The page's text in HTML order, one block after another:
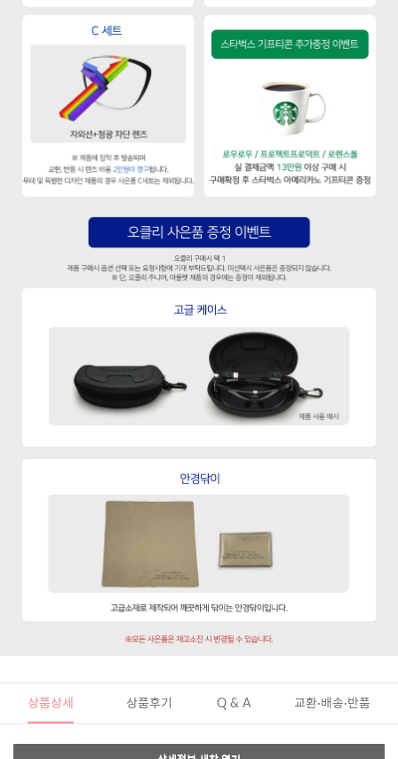
상품상세 상품후기 Q & A 교환·배송·반품